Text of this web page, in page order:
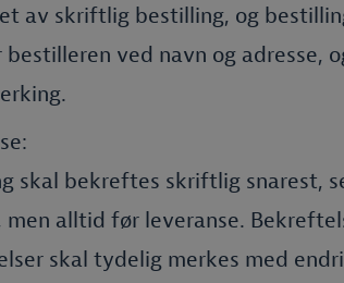
av skriftlig bestilling, og
ved navn og adresse,
skal bekreftes skriftlig snarest,
alltid før leveranse.
skal tydelig merkes med